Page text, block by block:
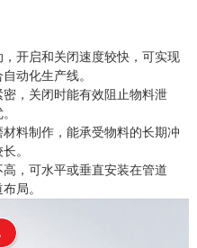
开启和关闭速度较快，可实现
动化生产线。
，关闭时能有效阻止物料泄
料制作，能承受物料的长期冲
。
，可水平或垂直安装在管道
局。